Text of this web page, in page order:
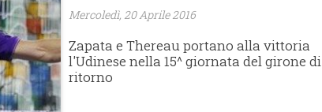
Mercoledì, 20 Aprile 2016
Zapata e Thereau portano alla vittoria
l'Udinese nella 15^ giornata del girone di
ritorno